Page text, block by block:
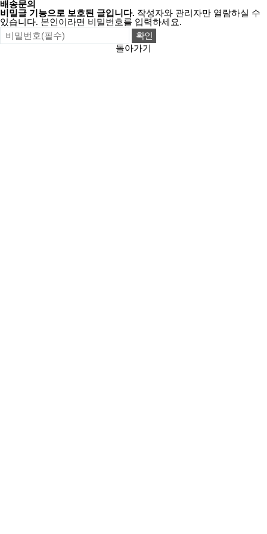
배송문의
비밀글 기능으로 보호된 글입니다. 작성자와 관리자만 열람하실 수
있습니다. 본인이라면 비밀번호를 입력하세요.
돌아가기